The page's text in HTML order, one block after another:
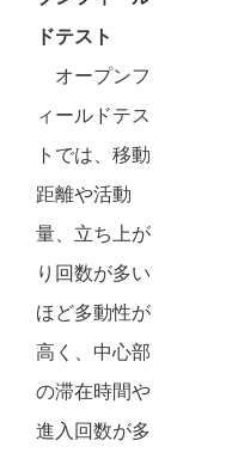
ドテスト
オープンフ
ィールドテス
トでは、移動
距離や活動
量、立ち上が
り回数が多い
ほど多動性が
高く、中心部
の滞在時間や
進入回数が多